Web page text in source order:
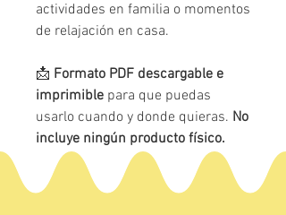
actividades en familia o momentos
de relajación en casa.
📩 Formato PDF descargable e
imprimible para que puedas
usarlo cuando y donde quieras. No
incluye ningún producto físico.